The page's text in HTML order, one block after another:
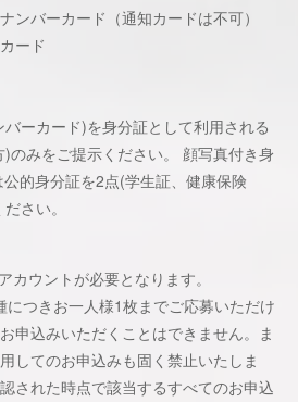
ンバーカード（通知カードは不可）
ード
ーカード)を⾝分証として利⽤される
のみをご提⽰ください。 顔写真付き身
的身分証を2点(学生証、健康保険
さい。
カウントが必要となります。
つきお⼀⼈様1枚までご応募いただけ
申込みいただくことはできません。ま
してのお申込みも固く禁⽌いたしま
された時点で該当するすべてのお申込